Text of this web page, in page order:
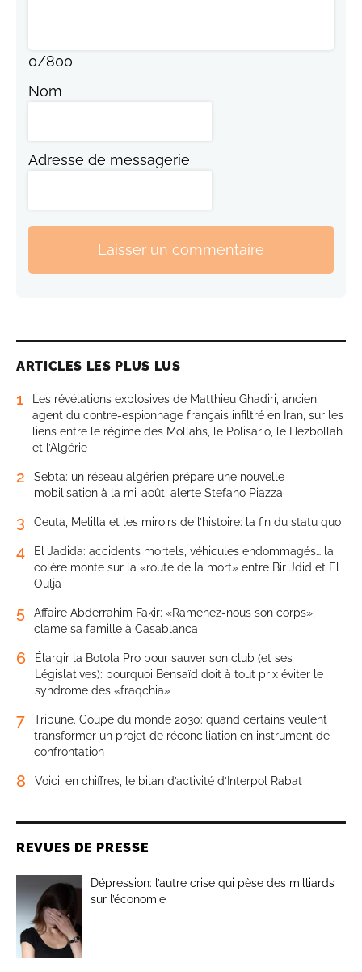
0/800
Nom
Adresse de messagerie
Laisser un commentaire
ARTICLES LES PLUS LUS
1
Les révélations explosives de Matthieu Ghadiri, ancien
agent du contre-espionnage français infiltré en Iran, sur les
liens entre le régime des Mollahs, le Polisario, le Hezbollah
et l’Algérie
2
Sebta: un réseau algérien prépare une nouvelle
mobilisation à la mi-août, alerte Stefano Piazza
3 Ceuta, Melilla et les miroirs de l’histoire: la fin du statu quo
4
El Jadida: accidents mortels, véhicules endommagés… la
colère monte sur la «route de la mort» entre Bir Jdid et El
Oulja
5
Affaire Abderrahim Fakir: «Ramenez-nous son corps»,
clame sa famille à Casablanca
6
Élargir la Botola Pro pour sauver son club (et ses
Législatives): pourquoi Bensaïd doit à tout prix éviter le
syndrome des «fraqchia»
7
Tribune. Coupe du monde 2030: quand certains veulent
transformer un projet de réconciliation en instrument de
confrontation
8 Voici, en chiffres, le bilan d’activité d’Interpol Rabat
REVUES DE PRESSE
Dépression: l’autre crise qui pèse des milliards
sur l’économie